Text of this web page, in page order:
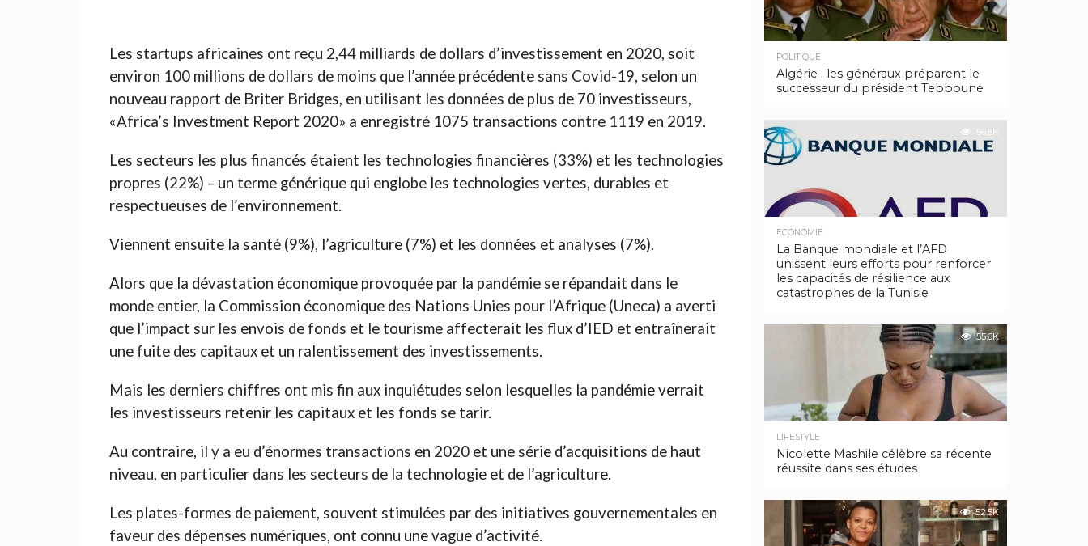
Les startups africaines ont reçu 2,44 milliards de dollars d’investissement en 2020, soit
environ 100 millions de dollars de moins que l’année précédente sans Covid-19, selon un
nouveau rapport de Briter Bridges, en utilisant les données de plus de 70 investisseurs,
«Africa’s Investment Report 2020» a enregistré 1075 transactions contre 1119 en 2019.
Les secteurs les plus financés étaient les technologies financières (33%) et les technologies
propres (22%) – un terme générique qui englobe les technologies vertes, durables et
respectueuses de l’environnement.
Viennent ensuite la santé (9%), l’agriculture (7%) et les données et analyses (7%).
Alors que la dévastation économique provoquée par la pandémie se répandait dans le
monde entier, la Commission économique des Nations Unies pour l’Afrique (Uneca) a averti
que l’impact sur les envois de fonds et le tourisme affecterait les flux d’IED et entraînerait
une fuite des capitaux et un ralentissement des investissements.
Mais les derniers chiffres ont mis fin aux inquiétudes selon lesquelles la pandémie verrait
les investisseurs retenir les capitaux et les fonds se tarir.
Au contraire, il y a eu d’énormes transactions en 2020 et une série d’acquisitions de haut
niveau, en particulier dans les secteurs de la technologie et de l’agriculture.
Les plates-formes de paiement, souvent stimulées par des initiatives gouvernementales en
faveur des dépenses numériques, ont connu une vague d’activité.
POLITIQUE
Algérie : les généraux préparent le
successeur du président Tebboune
56.8K
ECONOMIE
La Banque mondiale et l’AFD
unissent leurs efforts pour renforcer
les capacités de résilience aux
catastrophes de la Tunisie
55.6K
LIFESTYLE
Nicolette Mashile célèbre sa récente
réussite dans ses études
52.5K